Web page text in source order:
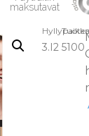
3.I2 5100
maksutavat